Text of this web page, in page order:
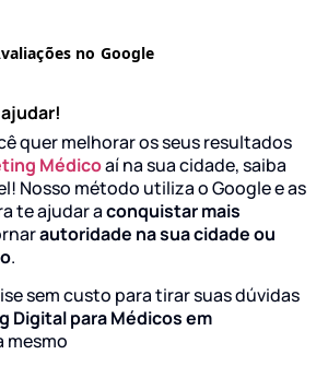
quer melhorar os seus resultados
Médicoaí na sua cidade, saiba
Nosso método utiliza o Google e as
te ajudar aconquistar mais
autoridade na sua cidade ou
.
sem custo para tirar suas dúvidas
Digital para Médicos em
mesmo